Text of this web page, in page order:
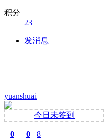
积分
23
发消息
yuanshuai
今日未签到
0 0 8